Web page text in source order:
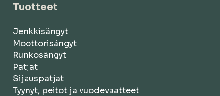
Tuotteet
Jenkkisängyt
Moottorisängyt
Runkosängyt
Patjat
Sijauspatjat
Tyynyt, peitot ja vuodevaatteet